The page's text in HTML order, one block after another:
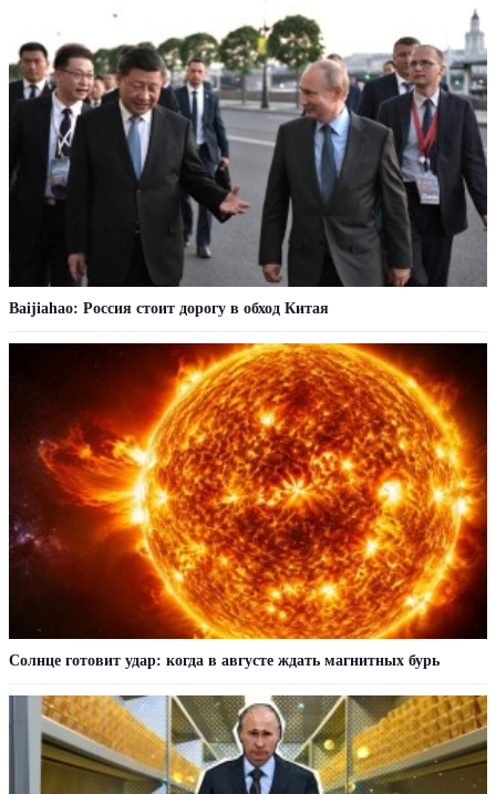
Baijiahao: Россия стоит дорогу в обход Китая
Солнце готовит удар: когда в августе ждать магнитных бурь